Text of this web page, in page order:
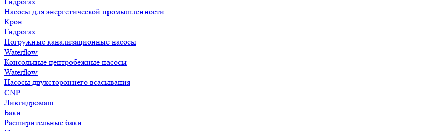
Насосы для энергетической промышленности
Крон
Гидрогаз
Погружные канализационные насосы
Waterflow
Консольные центробежные насосы
Waterflow
Насосы двухстороннего всасывания
CNP
Ливгидромаш
Баки
Расширительные баки